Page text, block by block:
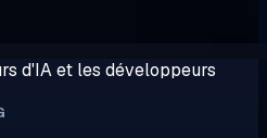
d'IA et les développeurs